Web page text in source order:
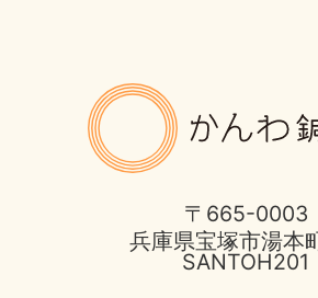
ほっとひと息
8月営業日のお知らせ
酷暑に負けない体つくり
〒665-0003
兵庫県宝塚市湯本
SANTOH201